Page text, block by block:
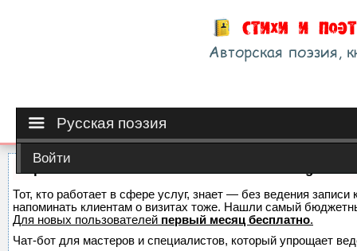
Русская поэзия
Войти
Тот, кто работает в сфере услуг, знает — без ведения
напоминать клиентам о визитах тоже. Нашли самый
Для новых пользователей первый месяц бесплатно.
Чат-бот для мастеров и специалистов, который упрощает